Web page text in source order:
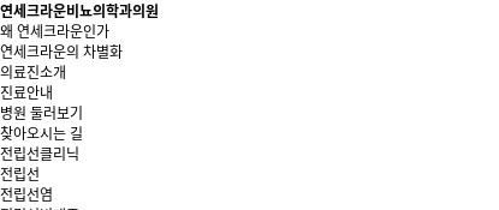
연세크라운비뇨의학과의원
왜 연세크라운인가
연세크라운의 차별화
의료진소개
진료안내
병원 둘러보기
찾아오시는 길
전립선클리닉
전립선
전립선염